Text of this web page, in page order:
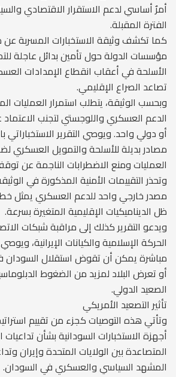
أمرٌ أساسي لدعم الاستقرار الاقتصادي
الفترة المقبلة.
كما تكشف وثيقة الاستخبارات المسربة
مؤسسات الدولة حول تأمين بدائل عاجلة
الأسلحة في أعقاب انقطاع الإمدادات
تصاعد الصراع الإقليمي.
وبحسب الوثيقة، يتطلب استمرار العمليات
الدعم العسكري واللوجستي لتجنب
أو دولي واحد. ويوصي التقرير الاستخباراتي
مصادر بديلة للأسلحة والتمويل العسكري
العمليات ومنع الاضطرابات الناجمة عن
وتحذر التقييمات الأمنية المذكورة في
مصدر خارجي واحد للدعم العسكري يمثل
ظل الديناميكيات الإقليمية المتغيرة بسرعة.
ويدعو التقرير كذلك إلى مراقبة شبكات
الحركة الإسلامية والكيانات الإيرانية،
مباشرة يمكن أن تقوض استقلال السودان
أو تعرض البلاد لمزيد من الضغوط
الصعيد الدولي.
تأثير التصعيد الأمريكي
وتأتي هذه التوصيات كجزء من تقييم
أجهزة الاستخبارات السودانية بشأن
المتصاعدة بين الولايات المتحدة وإيران
المشهد السياسي والعسكري في السودان.